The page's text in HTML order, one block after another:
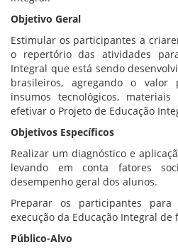
Objetivo Geral
Estimular os participantes a
o repertório das atividades
Integral que está sendo
brasileiros, agregando o valor
insumos tecnológicos,
efetivar o Projeto de Educação
Objetivos Específicos
Realizar um diagnóstico e
levando em conta fatores
desempenho geral dos alunos.
Preparar os participantes
execução da Educação Integral de
Público-Alvo